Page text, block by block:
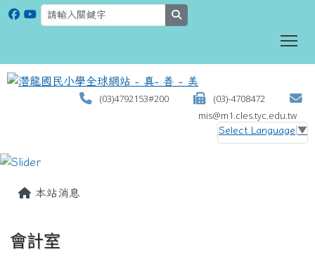
(03)4792153#200
(03)-4708472
mis@m1.cles.tyc.edu.tw
Select Language ▼
本站消息
會計室